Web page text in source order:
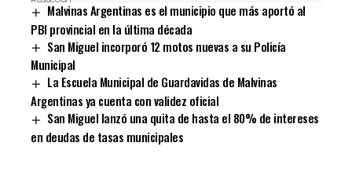
Malvinas Argentinas es el municipio que más aportó al
PBI provincial en la última década
San Miguel incorporó 12 motos nuevas a su Policía
Municipal
La Escuela Municipal de Guardavidas de Malvinas
Argentinas ya cuenta con validez oficial
San Miguel lanzó una quita de hasta el 80% de intereses
en deudas de tasas municipales